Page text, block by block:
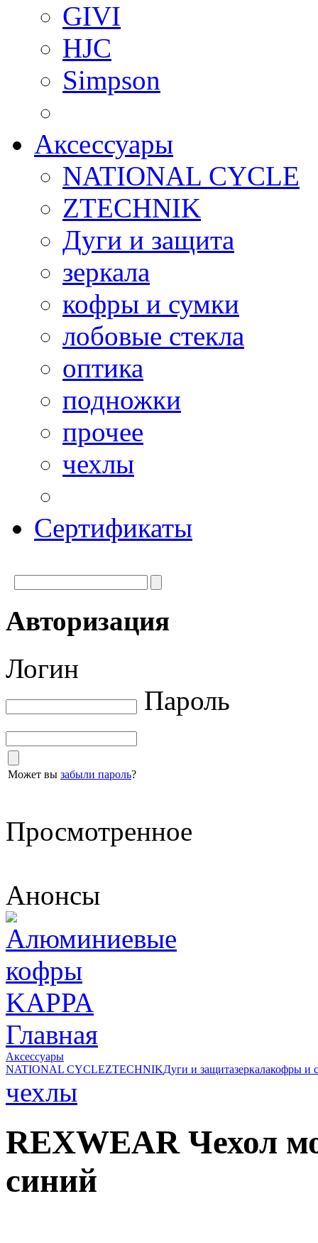
GIVI
HJC
Simpson
Аксессуары
NATIONAL CYCLE
ZTECHNIK
Дуги и защита
зеркала
кофры и сумки
лобовые стекла
оптика
подножки
прочее
чехлы
Сертификаты
Авторизация
Логин
Пароль
Может вы забыли пароль?
Просмотренное
Анонсы
Главная
Аксессуары
NATIONAL CYCLEZTECHNIKДуги и защитазеркалакофры и
чехлы
REXWEAR Чехол
синий